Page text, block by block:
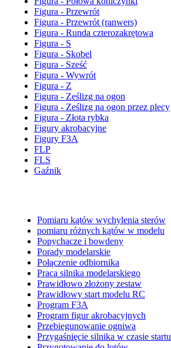
Figura - Przewrót
Figura - Przewrót (ranwers)
Figura - Runda czterozakrętowa
Figura - S
Figura - Skobel
Figura - Sześć
Figura - Wywrót
Figura - Z
Figura - Ześlizg na ogon
Figura - Ześlizg na ogon przez plecy
Figura - Złota rybka
Figury akrobacyjne
Figury F3A
FLP
FLS
Gaźnik
Pomiaru kątów wychylenia sterów
pomiaru różnych kątów w modelu
Popychacze i bowdeny
Porady modelarskie
Połączenie odbiornika
Praca silnika modelarskiego
Prawidłowo złożony zestaw
Prawidłowy start modelu RC
Program F3A
Program figur akrobacyjnych
Przebiegunowanie ogniwa
Przygaśnięcie silnika w czasie startu